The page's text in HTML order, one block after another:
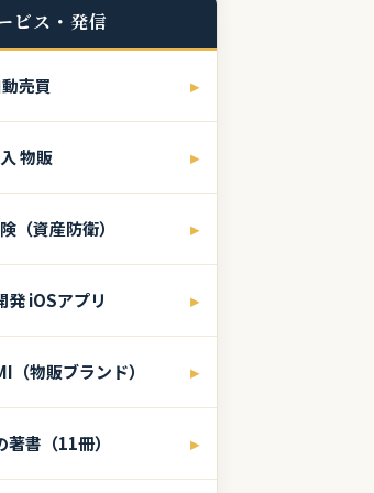
ビス・発信
売買 ▸
物販 ▸
（資産防衛） ▸
発 iOSアプリ ▸
（物販ブランド） ▸
著書（11冊） ▸